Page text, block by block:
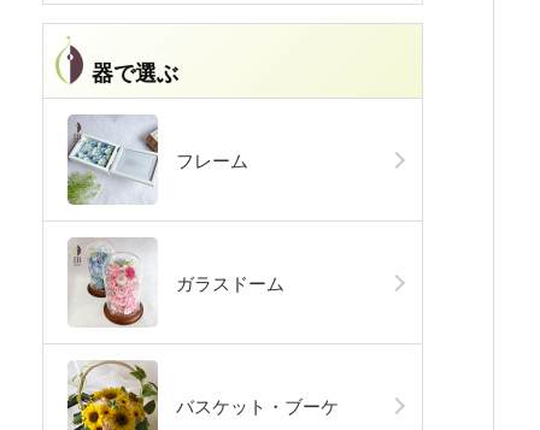
器で選ぶ
フレーム
ガラスドーム
バスケット・ブーケ